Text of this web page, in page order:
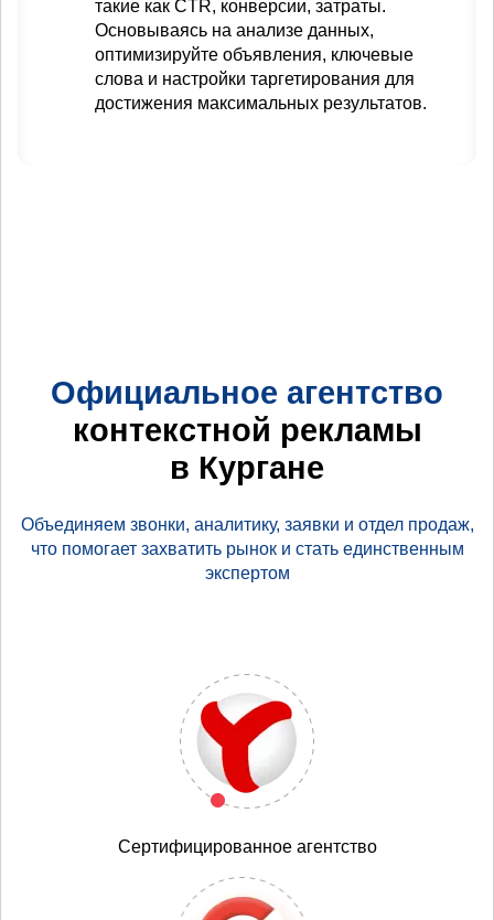
такие как CTR, конверсии, затраты.
Основываясь на анализе данных,
оптимизируйте объявления, ключевые
слова и настройки таргетирования для
достижения максимальных результатов.
Официальное агентство
контекстной рекламы
в Кургане
Объединяем звонки, аналитику, заявки и отдел продаж,
что помогает захватить рынок и стать единственным
экспертом
Сертифицированное агентство